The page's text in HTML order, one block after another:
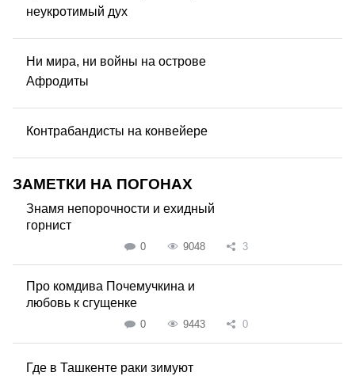
неукротимый дух
Ни мира, ни войны на острове
Афродиты
Контрабандисты на конвейере
ЗАМЕТКИ НА ПОГОНАХ
Знамя непорочности и ехидный
горнист
0 9048 3
Про комдива Почемучкина и
любовь к сгущенке
0 9443 0
Где в Ташкенте раки зимуют